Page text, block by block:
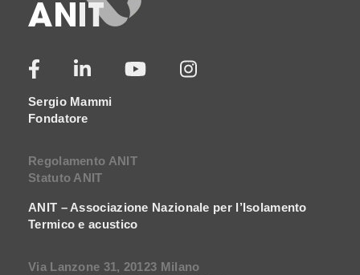
Sergio Mammi
Fondatore
Regolamento ANIT
Statuto ANIT
ANIT – Associazione Nazionale per l’Isolamento
Termico e acustico
Via Lanzone 31, 20123 Milano